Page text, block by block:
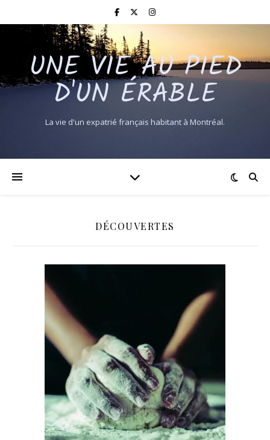
UNE VIE AU PIED
D'UN ÉRABLE
La vie d'un expatrié français habitant à Montréal.
DÉCOUVERTES